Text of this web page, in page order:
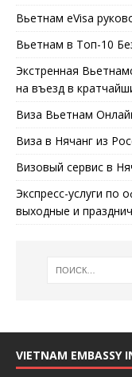
Вьетнам eVisa
Вьетнам в Топ-10
Экстренная
на въезд в
Виза Вьетнам
Виза в Нячанг из
Визовый сервис в
Экспресс-услуги по
выходные и
VIETNAM EMBASSY